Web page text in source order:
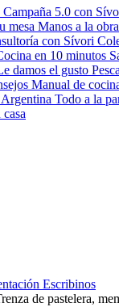
Campaña 5.0 con
mesa Manos a la obra
con Sívori
en 10 minutos
damos el gusto
Manual de
Todo a la
Escribinos
de pastelera,